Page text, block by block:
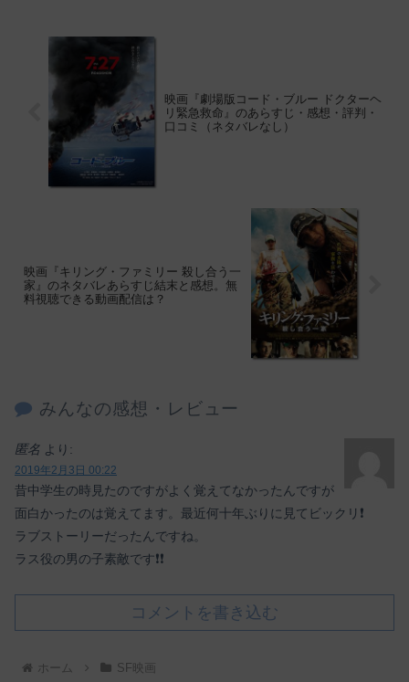
映画『劇場版コード・ブルー ドクターヘ
リ緊急救命』のあらすじ・感想・評判・
口コミ（ネタバレなし）
映画『キリング・ファミリー 殺し合う一
家』のネタバレあらすじ結末と感想。無
料視聴できる動画配信は？
みんなの感想・レビュー
匿名 より:
2019年2月3日 00:22
昔中学生の時見たのですがよく覚えてなかったんですが
面白かったのは覚えてます。最近何十年ぶりに見てビックリ❗
ラブストーリーだったんですね。
ラス役の男の子素敵です❗❗
コメントを書き込む
ホーム SF映画